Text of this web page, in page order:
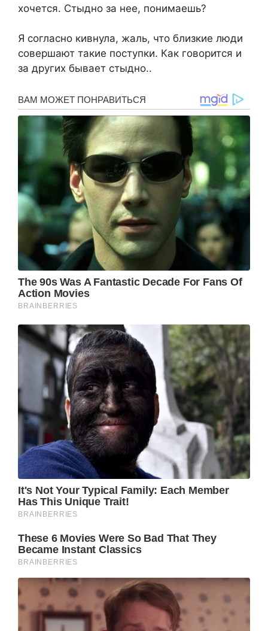
хочется. Стыдно за нее, понимаешь?
Я согласно кивнула, жаль, что близкие люди
совершают такие поступки. Как говорится и
за других бывает стыдно..